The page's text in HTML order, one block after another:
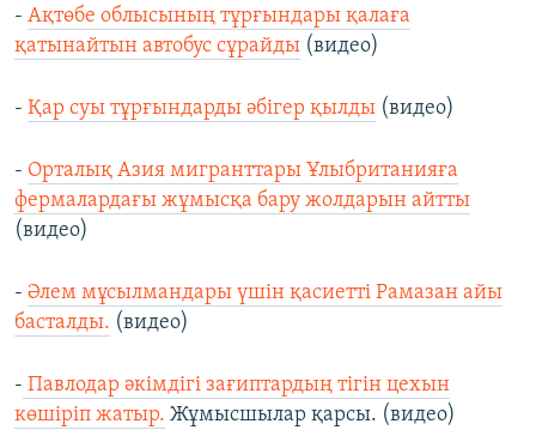
- Ақтөбе облысының тұрғындары қалаға
қатынайтын автобус сұрайды (видео)
- Қар суы тұрғындарды әбігер қылды (видео)
- Орталық Азия мигранттары Ұлыбританияға
фермалардағы жұмысқа бару жолдарын айтты
(видео)
- Әлем мұсылмандары үшін қасиетті Рамазан айы
басталды. (видео)
- Павлодар әкімдігі зағиптардың тігін цехын
көшіріп жатыр. Жұмысшылар қарсы. (видео)